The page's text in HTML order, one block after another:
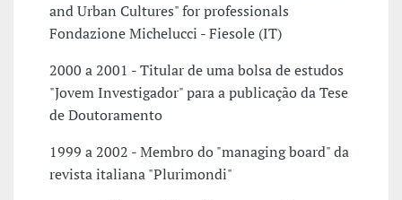
and Urban Cultures" for professionals
Fondazione Michelucci - Fiesole (IT)
2000 a 2001 - Titular de uma bolsa de estudos
"Jovem Investigador" para a publicação da Tese
de Doutoramento
1999 a 2002 - Membro do "managing board" da
revista italiana "Plurimondi"